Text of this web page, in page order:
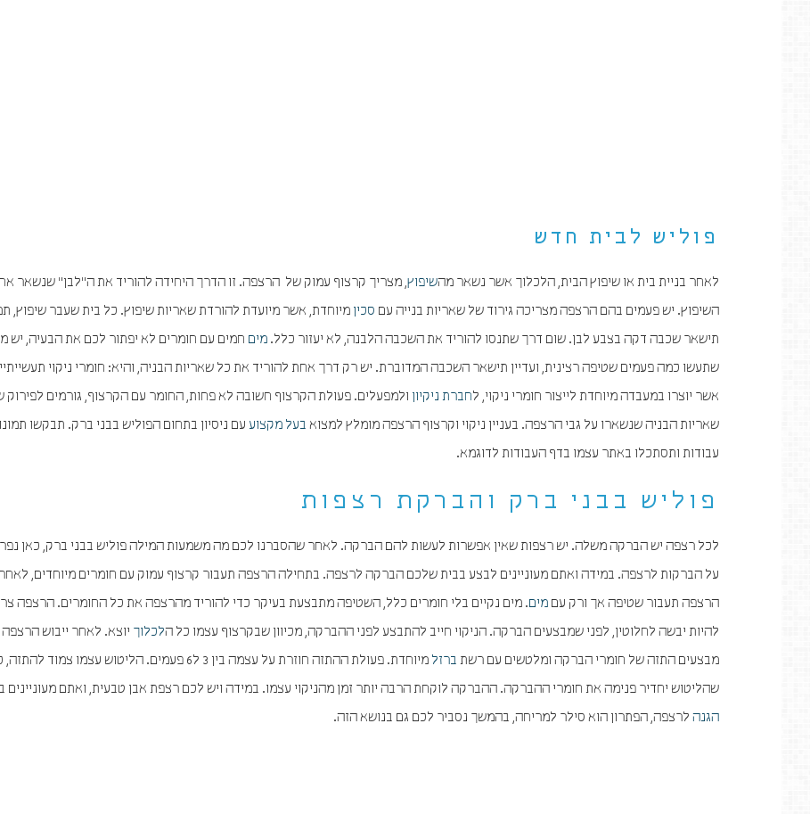
פוליש לבית חדש
לאחר בניית בית או שיפוץ הבית, הלכלוך אשר נשאר מהשיפוץ, מצריך קרצוף עמוק של הרצפה. זו הדרך היחידה להוריד את ה"לבן" שנשאר
השיפוץ. יש פעמים בהם הרצפה מצריכה גירוד של שאריות בנייה עם סכין מיוחדת, אשר מיועדת להורדת שאריות שיפוץ. כל בית שעבר שיפוץ,
תישאר שכבה דקה בצבע לבן. שום דרך שתנסו להוריד את השכבה הלבנה, לא יעזור כלל. מים חמים עם חומרים לא יפתור לכם את הבעיה, יש
שתעשו כמה פעמים שטיפה רצינית, ועדיין תישאר השכבה המדוברת. יש רק דרך אחת להוריד את כל שאריות הבניה, והיא: חומרי ניקוי
אשר יוצרו במעבדה מיוחדת לייצור חומרי ניקוי, לחברת ניקיון ולמפעלים. פעולת הקרצוף חשובה לא פחות, החומר עם הקרצוף, גורמים לפירוק
שאריות הבניה שנשארו על גבי הרצפה. בעניין ניקוי וקרצוף הרצפה מומלץ למצוא בעל מקצוע עם ניסיון בתחום הפוליש בבני ברק. תבקשו
עבודות ותסתכלו באתר עצמו בדף העבודות לדוגמא.
פוליש בבני ברק והברקת רצפות
לכל רצפה יש הברקה משלה. יש רצפות שאין אפשרות לעשות להם הברקה. לאחר שהסברנו לכם מה משמעות המילה פוליש בבני ברק, כאן
על הברקות לרצפה. במידה ואתם מעוניינים לבצע בבית שלכם הברקה לרצפה. בתחילה הרצפה תעבור קרצוף עמוק עם חומרים מיוחדים,
הרצפה תעבור שטיפה אך ורק עם מים. מים נקיים בלי חומרים כלל, השטיפה מתבצעת בעיקר כדי להוריד מהרצפה את כל החומרים. הרצפה
להיות יבשה לחלוטין, לפני שמבצעים הברקה. הניקוי חייב להתבצע לפני ההברקה, מכיוון שבקרצוף עצמו כל הלכלוך יוצא. לאחר ייבוש הרצפה
מבצעים התזה של חומרי הברקה ומלטשים עם רשת ברזל
מיוחדת. פעולת ההתזה חוזרת על עצמה בין 3 ל6 פעמים. הליטוש עצמו צמוד
שהליטוש יחדיר פנימה את חומרי ההברקה. ההברקה לוקחת הרבה יותר זמן מהניקוי עצמו. במידה ויש לכם רצפת אבן טבעית, ואתם
הגנה לרצפה, הפתרון הוא סילר למריחה, בהמשך נסביר לכם גם בנושא הזה.